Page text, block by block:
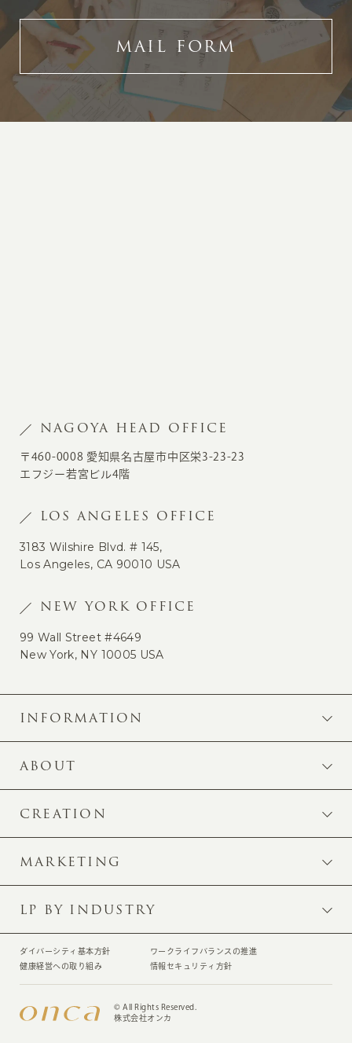
MAIL FORM
NAGOYA HEAD OFFICE
〒460-0008 愛知県名古屋市中区栄3-23-23
エフジー若宮ビル4階
LOS ANGELES OFFICE
3183 Wilshire Blvd. # 145,
Los Angeles, CA 90010 USA
NEW YORK OFFICE
99 Wall Street #4649
New York, NY 10005 USA
INFORMATION
ABOUT
CREATION
MARKETING
LP BY INDUSTRY
ダイバーシティ基本方針
ワークライフバランスの推進
健康経営への取り組み
情報セキュリティ方針
© All Rights Reserved.
株式会社オンカ